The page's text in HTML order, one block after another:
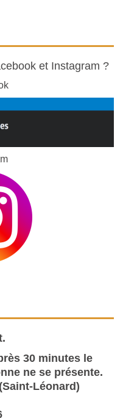
et Instagram ?
30 minutes le
ne se présente.
Léonard)